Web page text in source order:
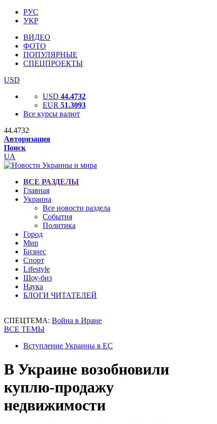
РУС
УКР
ВИДЕО
ФОТО
ПОПУЛЯРНЫЕ
СПЕЦПРОЕКТЫ
USD
USD 44.4732
EUR 51.3093
Все курсы валют
44.4732
Авторизация
Поиск
UA
ВСЕ РАЗДЕЛЫ
Главная
Украина
Все новости раздела
События
Политика
Город
Мир
Бизнес
Спорт
Lifestyle
Шоу-биз
Наука
БЛОГИ ЧИТАТЕЛЕЙ
СПЕЦТЕМА: Война в Иране
ВСЕ ТЕМЫ
Вступление Украины в ЕС
В Украине возобновили
куплю-продажу
недвижимости